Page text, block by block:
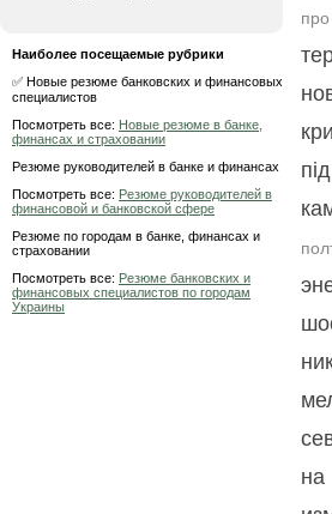
Наиболее посещаемые рубрики
✅ Новые резюме банковских и финансовых
специалистов
Посмотреть все: Новые резюме в банке,
финансах и страховании
Резюме руководителей в банке и финансах
Посмотреть все: Резюме руководителей в
финансовой и банковской сфере
Резюме по городам в банке, финансах и
страховании
Посмотреть все: Резюме банковских и
финансовых специалистов по городам
Украины
на